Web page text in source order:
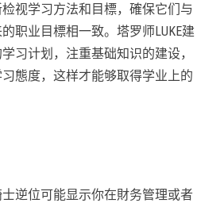
视学习方法和目標，確保它们与
职业目標相一致。塔罗师LUKE建
习计划，注重基础知识的建设，
態度，这样才能够取得学业上的
逆位可能显示你在財务管理或者